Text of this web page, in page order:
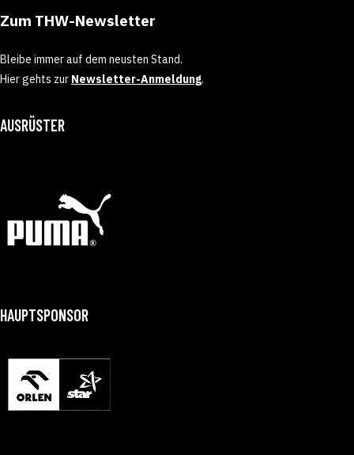
Zum THW-Newsletter
Bleibe immer auf dem neusten Stand.
Hier gehts zur Newsletter-Anmeldung.
AUSRÜSTER
HAUPTSPONSOR